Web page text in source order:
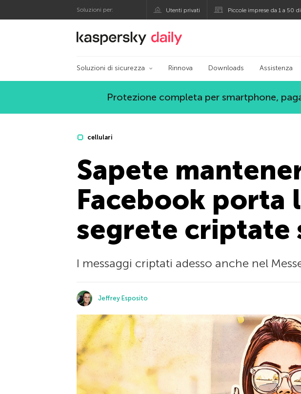
Soluzioni per: Utenti privati Piccole imprese da 1 a 50
Blog ufficiale di Kaspersky
Soluzioni di sicurezza Rinnova Downloads Assistenza
Protezione completa per smartphone,
cellulari
Sapete
Facebook porta
segrete criptate
I messaggi criptati adesso anche nel
Jeffrey Esposito